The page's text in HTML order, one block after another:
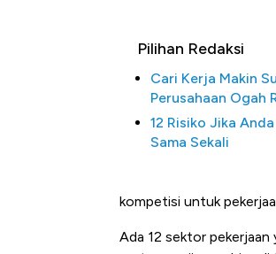
Pilihan Redaksi
Cari Kerja Makin
Perusahaan Ogah
12 Risiko Jika
Sama Sekali
kompetisi untuk
Ada 12 sektor
Begini